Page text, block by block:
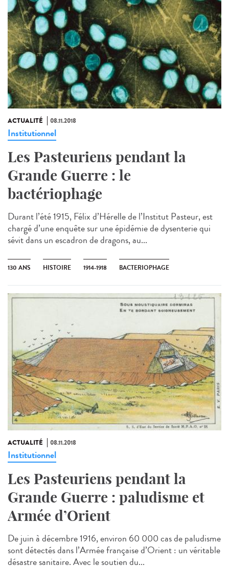
ACTUALITÉ 08.11.2018
Institutionnel
Les Pasteuriens pendant la
Grande Guerre : le
bactériophage
Durant l’été 1915, Félix d’Hérelle de l’Institut Pasteur, est
chargé d’une enquête sur une épidémie de dysenterie qui
sévit dans un escadron de dragons, au...
130 ANS HISTOIRE 1914-1918 BACTERIOPHAGE
ACTUALITÉ 08.11.2018
Institutionnel
Les Pasteuriens pendant la
Grande Guerre : paludisme et
Armée d’Orient
De juin à décembre 1916, environ 60 000 cas de paludisme
sont détectés dans l’Armée française d’Orient : un véritable
désastre sanitaire. Avec le soutien du...